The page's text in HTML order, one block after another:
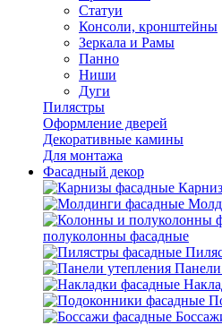
Статуи
Консоли, кронштейны
Зеркала и Рамы
Панно
Ниши
Дуги
Пилястры
Оформление дверей
Декоративные камины
Для монтажа
Фасадный декор
полуколонны фасадные
Панели